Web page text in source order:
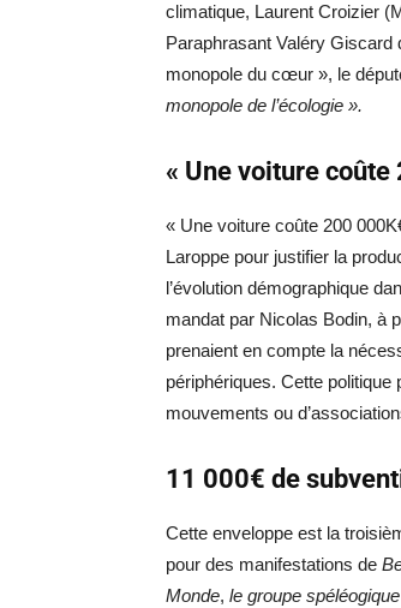
climatique, Laurent Croizier
Paraphrasant Valéry Giscard
monopole du cœur », le
monopole de l’écologie ».
« Une voiture coûte
« Une voiture coûte 200
Laroppe pour justifier la
l’évolution démographique
mandat par Nicolas Bodin, à
prenaient en compte la
périphériques. Cette
mouvements ou
11 000€ de
Cette enveloppe est la
pour des manifestations de
Monde, le groupe